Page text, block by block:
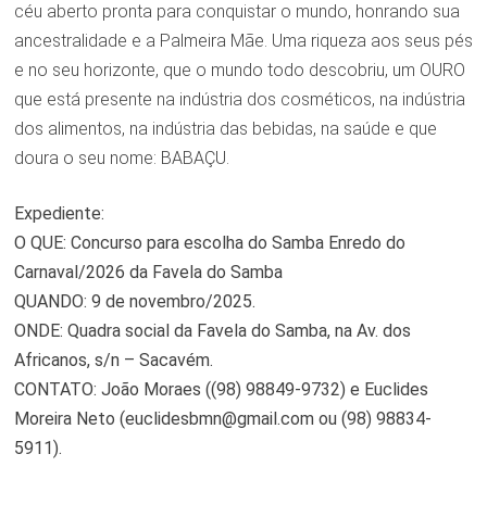
céu aberto pronta para conquistar o mundo, honrando sua
ancestralidade e a Palmeira Mãe. Uma riqueza aos seus pés
e no seu horizonte, que o mundo todo descobriu, um OURO
que está presente na indústria dos cosméticos, na indústria
dos alimentos, na indústria das bebidas, na saúde e que
doura o seu nome: BABAÇU.
Expediente:
O QUE: Concurso para escolha do Samba Enredo do
Carnaval/2026 da Favela do Samba
QUANDO: 9 de novembro/2025.
ONDE: Quadra social da Favela do Samba, na Av. dos
Africanos, s/n – Sacavém.
CONTATO: João Moraes ((98) 98849-9732) e Euclides
Moreira Neto (euclidesbmn@gmail.com ou (98) 98834-
5911).